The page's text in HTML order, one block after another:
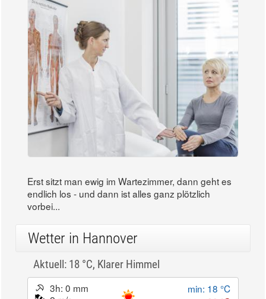
Erst sitzt man ewig im Wartezimmer, dann geht es
endlich los - und dann ist alles ganz plötzlich
vorbei...
Wetter in Hannover
Aktuell: 18 °C, Klarer Himmel
3h: 0 mm
min: 18 °C